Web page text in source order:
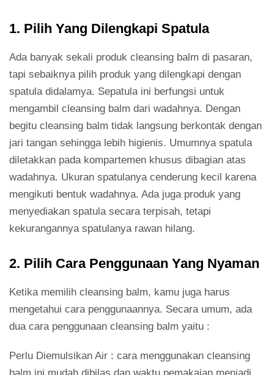
1. Pilih Yang Dilengkapi Spatula
Ada banyak sekali produk cleansing balm di pasaran,
tapi sebaiknya pilih produk yang dilengkapi dengan
spatula didalamya. Sepatula ini berfungsi untuk
mengambil cleansing balm dari wadahnya. Dengan
begitu cleansing balm tidak langsung berkontak dengan
jari tangan sehingga lebih higienis. Umumnya spatula
diletakkan pada kompartemen khusus dibagian atas
wadahnya. Ukuran spatulanya cenderung kecil karena
mengikuti bentuk wadahnya. Ada juga produk yang
menyediakan spatula secara terpisah, tetapi
kekurangannya spatulanya rawan hilang.
2. Pilih Cara Penggunaan Yang Nyaman
Ketika memilih cleansing balm, kamu juga harus
mengetahui cara penggunaannya. Secara umum, ada
dua cara penggunaan cleansing balm yaitu :
Perlu Diemulsikan Air : cara menggunakan cleansing